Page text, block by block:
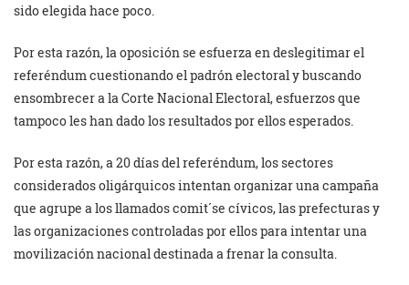
sido elegida hace poco.
Por esta razón, la oposición se esfuerza en deslegitimar el
referéndum cuestionando el padrón electoral y buscando
ensombrecer a la Corte Nacional Electoral, esfuerzos que
tampoco les han dado los resultados por ellos esperados.
Por esta razón, a 20 días del referéndum, los sectores
considerados oligárquicos intentan organizar una campaña
que agrupe a los llamados comit´se cívicos, las prefecturas y
las organizaciones controladas por ellos para intentar una
movilización nacional destinada a frenar la consulta.